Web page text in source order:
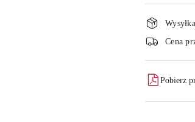
i
Cena
Pobierz